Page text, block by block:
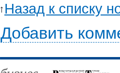
Назад к списку
Добавить